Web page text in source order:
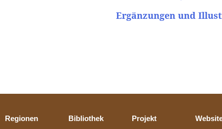
Ergänzungen und
Regionen Bibliothek Projekt